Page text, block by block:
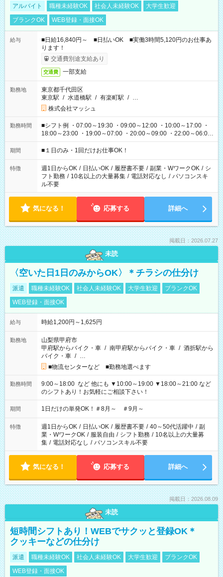
アルバイト 職種未経験OK 社会人未経験OK
大学生歓迎
ブランクOK
WEB登録・面接OK
給与
■日給16,840円～ ■日払いOK ■実働3時間5,120円のお仕事あ
ります！
交通費別途支給あり
交通費 一部支給
勤務地
東京都千代田区
東京駅 / 水道橋駅 / 有楽町駅 / …
株式会社マッシュ
勤務時間
■シフト例 ・07:00～19:30 ・09:00～12:00 ・10:00～17:00 ・
18:00～23:00 ・19:00～07:00 ・20:00～09:00 ・22:00～06:00
etc ★最短で3時間で5,120円のお仕事から 15時間で2万円近く稼
げるお仕事も！ ご希望のお時間に合わせてご紹介！ ※シフトは
ください！
期間 ■１日のみ・1回だけお仕事OK！
特徴 週1日からOK / 日払いOK / 履歴書不要 / 副業・WワークOK / シ
フト勤務 / 10名以上の大量募集 / 電話対応なし / パソコンスキ
ル不要
気になる！ 応募する 詳細へ
掲載日：2026.07.27
未読
〈空いた日1日のみからOK〉＊チラシの仕分け
派遣 職種未経験OK 社会人未経験OK 大学生歓迎
ブランクOK
WEB登録・面接OK
給与 時給1,200円～1,625円
勤務地
山梨県甲府市
甲府駅からバイク・車 / 南甲府駅からバイク・車 / 酒折駅から
バイク・車 / …
■物流センターなど ■勤務地選べます
勤務時間
9:00～18:00 など 他にも ▼10:00～19:00 ▼18:00～21:00 など
のシフトあり！お気軽にご相談下さい！
期間 1日だけの単発OK！＃8月～ ＃9月～
特徴 週1日からOK / 日払いOK / 履歴書不要 / 40～50代活躍中 / 副
業・WワークOK / 服装自由 / シフト勤務 / 10名以上の大量募
集 / 電話対応なし / パソコンスキル不要
気になる！ 応募する 詳細へ
掲載日：2026.08.09
未読
短時間シフトあり！WEBでサクッと登録OK＊
クッキーなどの仕分け
派遣 職種未経験OK 社会人未経験OK 大学生歓迎
ブランクOK
WEB登録・面接OK